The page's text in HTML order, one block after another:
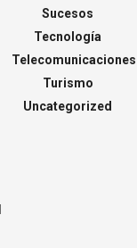
Sucesos
Tecnología
Telecomunicaciones
Turismo
Uncategorized